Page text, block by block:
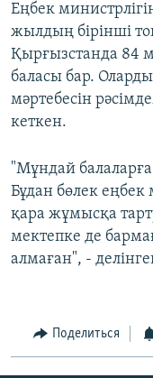
Еңбек
жылдың бірінші
Қырғызстанда 84
баласы бар.
мәртебесін
кеткен.
"Мұндай
Бұдан бөлек
қара жұмысқа
мектепке де
алмаған", -
Поделиться